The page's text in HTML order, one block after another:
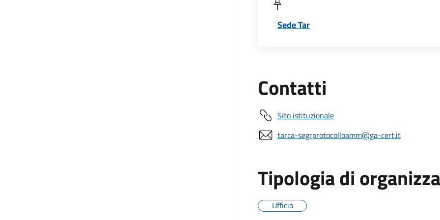
Sede Tar
Contatti
Sito istituzionale
tarca-segrprotocolloamm@ga-cert.it
Tipologia di
Ufficio